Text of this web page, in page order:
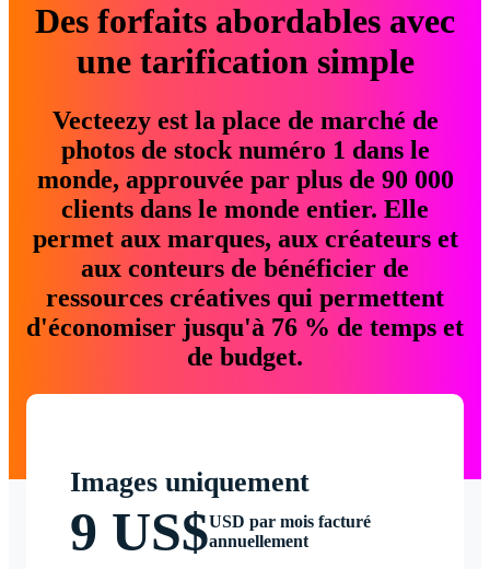
Des forfaits abordables avec
une tarification simple
Vecteezy est la place de marché de
photos de stock numéro 1 dans le
monde, approuvée par plus de 90 000
clients dans le monde entier. Elle
permet aux marques, aux créateurs et
aux conteurs de bénéficier de
ressources créatives qui permettent
d'économiser jusqu'à 76 % de temps et
de budget.
Images uniquement
9 US$USD par mois facturé
annuellement